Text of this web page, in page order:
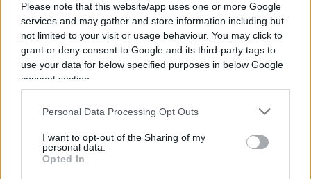
Please note that this website/app uses one or more Google
services and may gather and store information including but
not limited to your visit or usage behaviour. You may click to
grant or deny consent to Google and its third-party tags to
use your data for below specified purposes in below Google
consent section.
Personal Data Processing Opt Outs
I want to opt-out of the Sharing of my
personal data.
Opted In
interviste, non trasformavano una relazione in
un’occasione mediatica. Sapevano che
l’esposizione era un rischio, non
un’opportunità— e che da quel rischio
dipendeva la sopravvivenza stessa dell’equilibrio
costruito.